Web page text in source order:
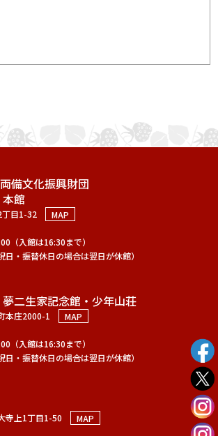
備文化振興財団
館
丁目1-32
MAP
（入館は16:30まで）
日・振替休日の場合は翌日が休館）
二生家記念館・少年山荘
本庄2000-1
MAP
（入館は16:30まで）
日・振替休日の場合は翌日が休館）
寺上1丁目1-50
MAP